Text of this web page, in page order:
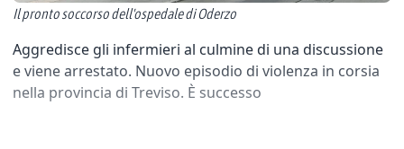
Il pronto soccorso dell'ospedale di Oderzo
Aggredisce gli infermieri al culmine di una discussione
e viene arrestato. Nuovo episodio di violenza in corsia
nella provincia di Treviso. È successo